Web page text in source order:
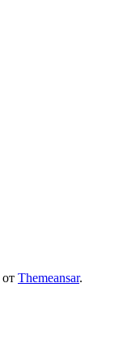
от Themeansar.